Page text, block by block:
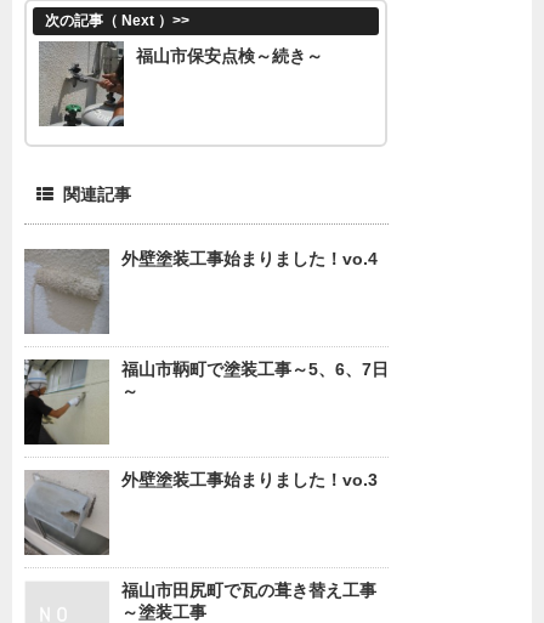
次の記事（ Next ） >>
福山市保安点検～続き～
関連記事
外壁塗装工事始まりました！vo.4
福山市鞆町で塗装工事～5、6、7日
～
外壁塗装工事始まりました！vo.3
福山市田尻町で瓦の葺き替え工事
～塗装工事